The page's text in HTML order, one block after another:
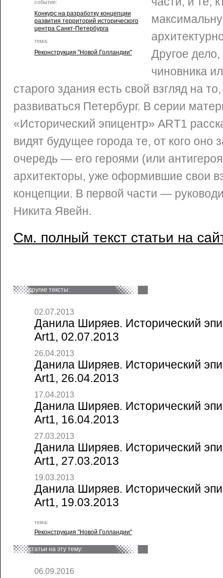
событие:
Конкурс на разработку концепции
развития территорий исторического
центра Санкт-Петербурга
тема:
Реконструкция "Новой Голландии"
Другое
чиновника
старого здания есть свой взгляд на
развиваться Петербург. В серии
«Исторический эпицентр» ART1
видят будущее города те, от кого оно
очередь — его героями (или
архитекторы, уже оформившие свои
концепции. В первой части —
Никита Явейн.
См. полный текст статьи на
другие тексты:
02.07.2013
Данила Ширяев. Исторический
Art1, 02.07.2013
26.04.2013
Данила Ширяев. Исторический
Art1, 26.04.2013
17.04.2013
Данила Ширяев. Исторический
Art1, 16.04.2013
27.03.2013
Данила Ширяев. Исторический
Art1, 27.03.2013
19.03.2013
Данила Ширяев. Исторический
Art1, 19.03.2013
тема:
Реконструкция "Новой Голландии"
статьи на эту тему:
06.09.2016